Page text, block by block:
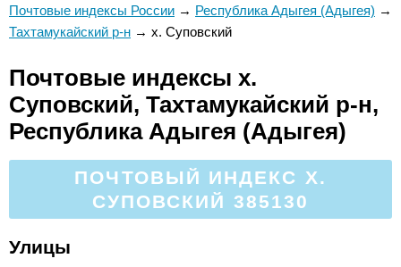
Почтовые индексы России → Республика Адыгея (Адыгея) →
Тахтамукайский р-н → х. Суповский
Почтовые индексы х.
Суповский, Тахтамукайский р-н,
Республика Адыгея (Адыгея)
ПОЧТОВЫЙ ИНДЕКС Х.
СУПОВСКИЙ 385130
Улицы